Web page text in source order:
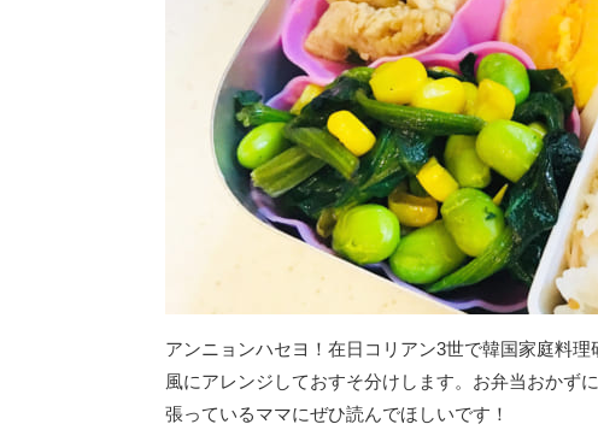
アンニョンハセヨ！在日コリアン3世で韓国家庭料
風にアレンジしておすそ分けします。お弁当おかず
張っているママにぜひ読んでほしいです！